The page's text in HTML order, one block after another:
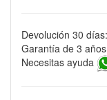
Devolución 30
Garantía de 3
Necesitas ayuda